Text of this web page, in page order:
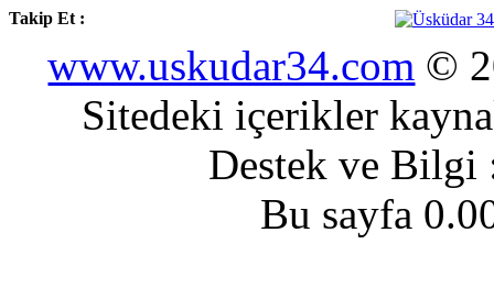
Takip Et :
www.uskudar34.com ©
Sitedeki içerikler
Destek ve
Bu sayfa